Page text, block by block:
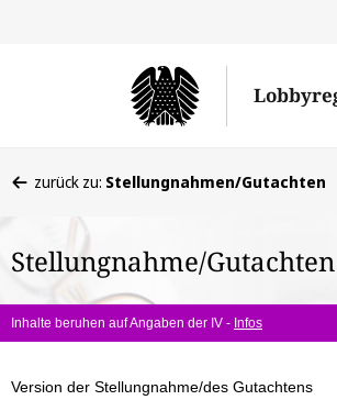
befinden
hier:
zurück zu: Stellungnahmen/Gutachten
Stellungnahme/Gutachten
Inhalte beruhen auf Angaben der IV - Infos
Version der Stellungnahme/des Gutachtens